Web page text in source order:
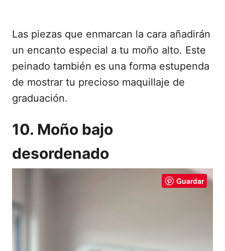
Las piezas que enmarcan la cara añadirán
un encanto especial a tu moño alto. Este
peinado también es una forma estupenda
de mostrar tu precioso maquillaje de
graduación.
10. Moño bajo
desordenado
Guardar